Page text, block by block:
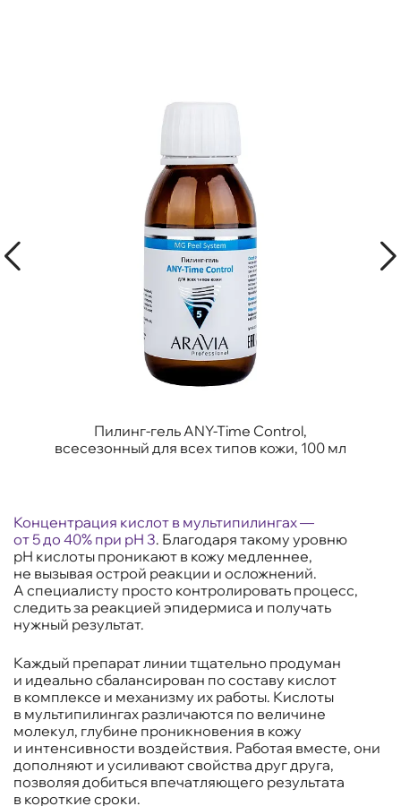
Пилинг-гель ANY-Time Control,
всесезонный для всех типов кожи, 100 мл
Концентрация кислот в мультипилингах —
от 5 до 40% при рН 3. Благодаря такому уровню
рН кислоты проникают в кожу медленнее,
не вызывая острой реакции и осложнений.
А специалисту просто контролировать процесс,
следить за реакцией эпидермиса и получать
нужный результат.
Каждый препарат линии тщательно продуман
и идеально сбалансирован по составу кислот
в комплексе и механизму их работы. Кислоты
в мультипилингах различаются по величине
молекул, глубине проникновения в кожу
и интенсивности воздействия. Работая вместе, они
дополняют и усиливают свойства друг друга,
позволяя добиться впечатляющего результата
в короткие сроки.